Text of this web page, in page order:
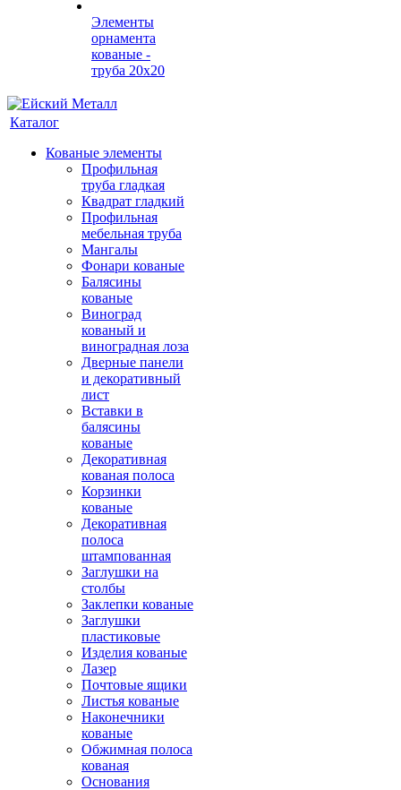
Элементы
орнамента
кованые -
труба 20х20
Каталог
Кованые элементы
Профильная
труба гладкая
Квадрат гладкий
Профильная
мебельная труба
Мангалы
Фонари кованые
Балясины
кованые
Виноград
кованый и
виноградная лоза
Дверные панели
и декоративный
лист
Вставки в
балясины
кованые
Декоративная
кованая полоса
Корзинки
кованые
Декоративная
полоса
штампованная
Заглушки на
столбы
Заклепки кованые
Заглушки
пластиковые
Изделия кованые
Лазер
Почтовые ящики
Листья кованые
Наконечники
кованые
Обжимная полоса
кованая
Основания